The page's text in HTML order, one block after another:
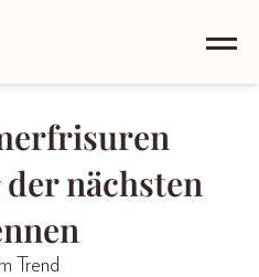
nächsten
Trend